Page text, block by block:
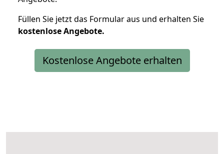
Füllen Sie jetzt das Formular aus und erhalten Sie
kostenloseAngebote.
Kostenlose Angebote erhalten